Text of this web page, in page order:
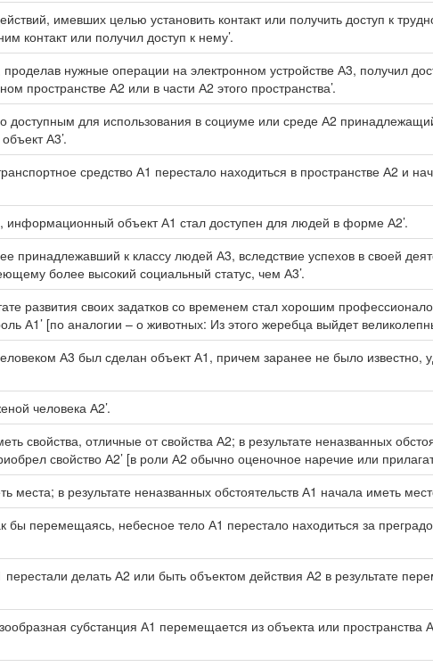
имевших целью установить контакт или получить доступ к
контакт или получил доступ к нему’.
нужные операции на электронном устройстве А3, получил
пространстве А2 или в части А2 этого пространства’.
доступным для использования в социуме или среде А2
А3’.
средство А1 перестало находиться в пространстве А2 и
информационный объект А1 стал доступен для людей в форме А2’.
принадлежавший к классу людей А3, вследствие успехов в своей
более высокий социальный статус, чем А3’.
развития своих задатков со временем стал хорошим
А1’ [по аналогии – о животных: Из этого жеребца выйдет
А3 был сделан объект А1, причем заранее не было известно,
человека А2’.
свойства, отличные от свойства А2; в результате неназванных
свойство А2’ [в роли А2 обычно оценочное наречие или
в результате неназванных обстоятельств А1 начала иметь
перемещаясь, небесное тело А1 перестало находиться за
делать А2 или быть объектом действия А2 в результате
субстанция А1 перемещается из объекта или пространства